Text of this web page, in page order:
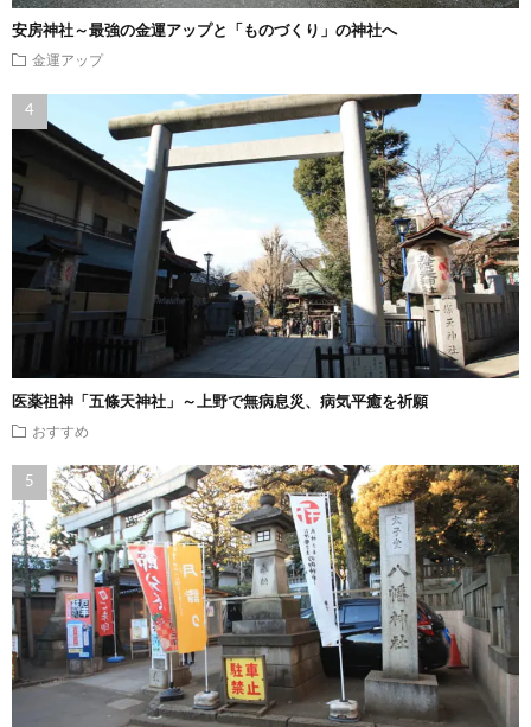
安房神社～最強の金運アップと「ものづくり」の神社へ
金運アップ
医薬祖神「五條天神社」～上野で無病息災、病気平癒を祈願
おすすめ